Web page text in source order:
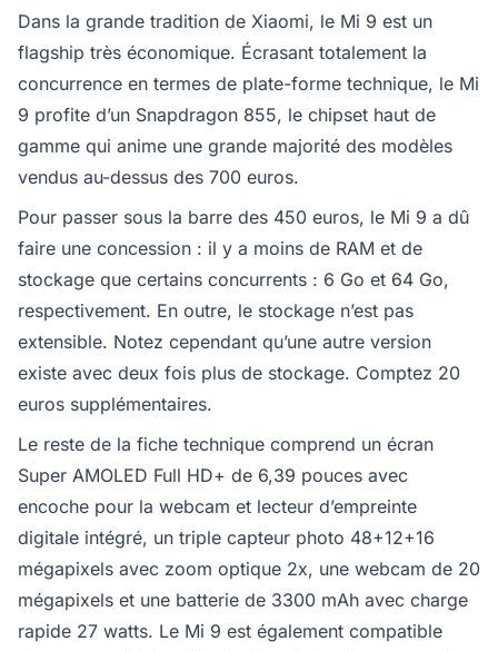
Dans la grande tradition de Xiaomi, le Mi 9 est un
flagship très économique. Écrasant totalement la
concurrence en termes de plate-forme technique, le Mi
9 profite d’un Snapdragon 855, le chipset haut de
gamme qui anime une grande majorité des modèles
vendus au-dessus des 700 euros.
Pour passer sous la barre des 450 euros, le Mi 9 a dû
faire une concession : il y a moins de RAM et de
stockage que certains concurrents : 6 Go et 64 Go,
respectivement. En outre, le stockage n’est pas
extensible. Notez cependant qu’une autre version
existe avec deux fois plus de stockage. Comptez 20
euros supplémentaires.
Le reste de la fiche technique comprend un écran
Super AMOLED Full HD+ de 6,39 pouces avec
encoche pour la webcam et lecteur d’empreinte
digitale intégré, un triple capteur photo 48+12+16
mégapixels avec zoom optique 2x, une webcam de 20
mégapixels et une batterie de 3300 mAh avec charge
rapide 27 watts. Le Mi 9 est également compatible